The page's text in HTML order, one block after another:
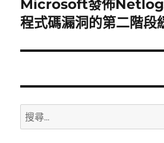
下
一
文
Microsoft發佈
程式碼漏洞的第二階段
搜
尋